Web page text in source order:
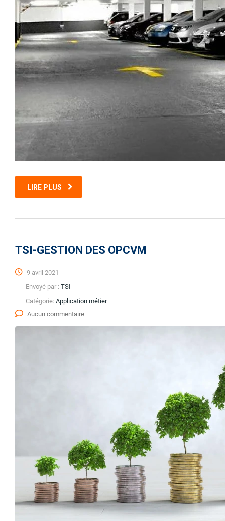
LIRE PLUS
TSI-GESTION DES OPCVM
9 avril 2021
Envoyé par : TSI
Catégorie: Application métier
Aucun commentaire